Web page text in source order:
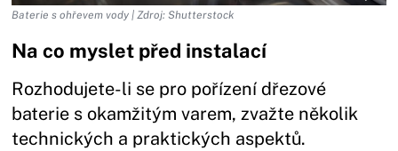
Baterie s ohřevem vody | Zdroj: Shutterstock
Na co myslet před instalací
Rozhodujete-li se pro pořízení dřezové
baterie s okamžitým varem, zvažte několik
technických a praktických aspektů.